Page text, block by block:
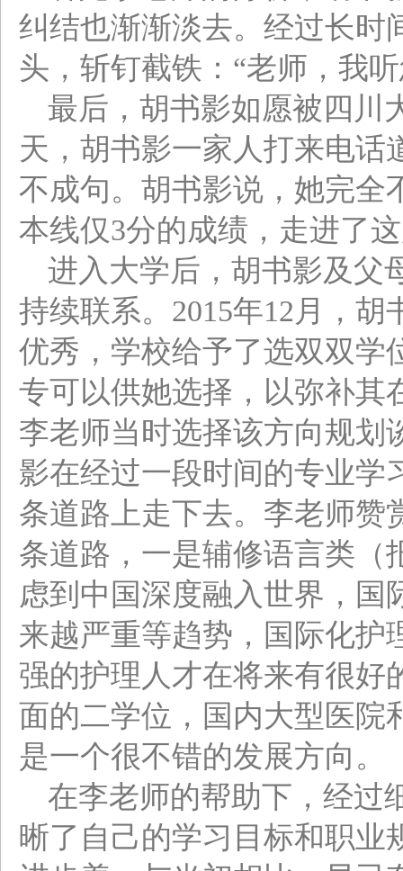
纠结也渐渐淡去。经过长时
头，斩钉截铁：“老师，我
最后，胡书影如愿被四川
天，胡书影一家人打来电话
不成句。胡书影说，她完全
本线仅3分的成绩，走进了
进入大学后，胡书影及父
持续联系。2015年12月，
优秀，学校给予了选双双学
专可以供她选择，以弥补其
李老师当时选择该方向规划
影在经过一段时间的专业学
条道路上走下去。李老师赞
条道路，一是辅修语言类（
虑到中国深度融入世界，国
来越严重等趋势，国际化护
强的护理人才在将来有很好
面的二学位，国内大型医院
是一个很不错的发展方向。
在李老师的帮助下，经过
晰了自己的学习目标和职业